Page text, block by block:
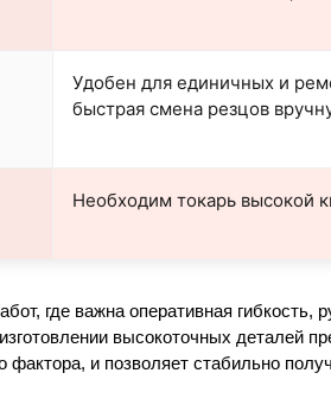
Удобен для единичных и
быстрая смена резцов
Необходим токарь высокой
где важна оперативная
высокоточных деталей
фактора, и позволяет стабильно